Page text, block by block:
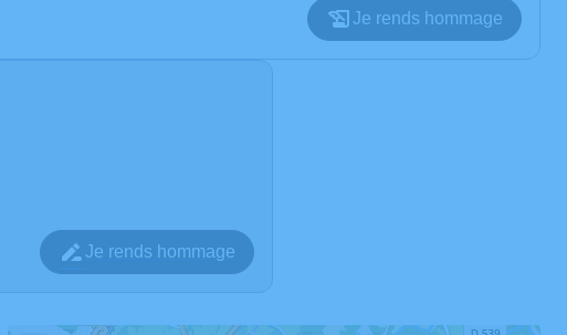
Je rends hommage
Je rends hommage